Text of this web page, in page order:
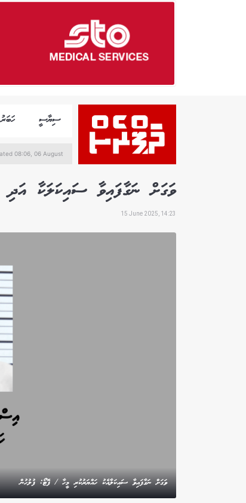
ސިޔާސީ ހަބަރު
08:06, 06 August
ވަގަށް ނަގާފައިވާ ސައިކަލަކާ އަދި
15 June 2025, 14:23
ވަގަށް ނަގާފައިވާ ސައިކަލާއެކު ހައްޔަރުކުރި މީހާ / ފޮޓޯ: ފުލުހުން